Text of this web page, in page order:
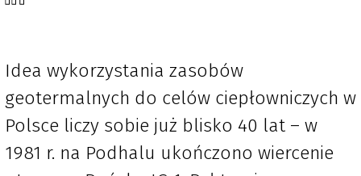
Idea wykorzystania zasobów
geotermalnych do celów ciepłowniczych w
Polsce liczy sobie już blisko 40 lat – w
1981 r. na Podhalu ukończono wiercenie